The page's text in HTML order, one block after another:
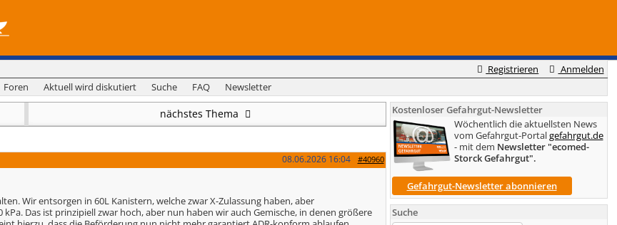
Registrieren Anmelden
Foren
Aktuell wird diskutiert Suche FAQ Newsletter
nächstes Thema
#40960
08.06.2026 16:04
Wir entsorgen in 60L Kanistern, welche zwar X-Zulassung haben, aber
Das ist prinzipiell zwar hoch, aber nun haben wir auch Gemische, in denen größere
Kostenloser Gefahrgut-Newsletter
Wöchentlich die aktuellsten News
vom Gefahrgut-Portalgefahrgut.de
- mit dem Newsletter "ecomed-
Storck Gefahrgut".
Gefahrgut-Newsletter abonnieren
Suche